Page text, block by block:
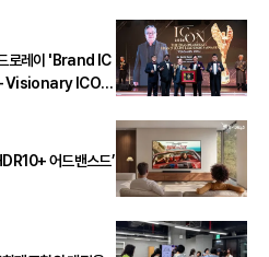
로레이 'Brand IC
Visionary ICON'
어드밴스드’